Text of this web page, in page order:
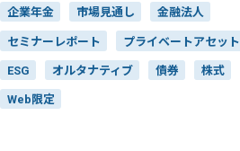
企業年金 市場見通し 金融法人
セミナーレポート プライベートアセット
ESG オルタナティブ 債券 株式
Web限定